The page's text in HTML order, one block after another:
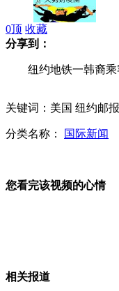
澳洲:男子咬警犬
朝鲜发卫星 让谁
0顶 收藏
分享到：
纽约地铁一韩裔乘
关键词：美国 纽约邮
分类名称： 国际新闻
您看完该视频的心情
相关报道